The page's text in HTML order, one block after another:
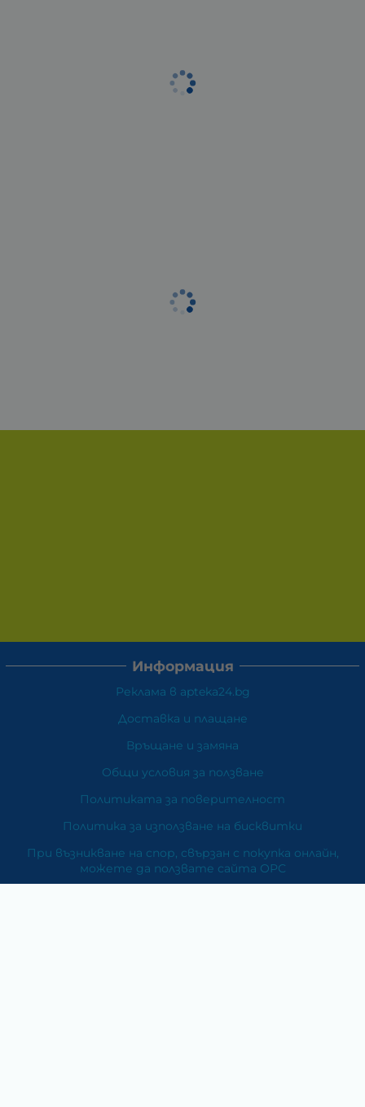
Информация
Реклама в apteka24.bg
Доставка и плащане
Връщане и замяна
Общи условия за ползване
Политиката за поверителност
Политика за използване на бисквитки
При възникване на спор, свързан с покупка онлайн,
можете да ползвате сайта ОРС